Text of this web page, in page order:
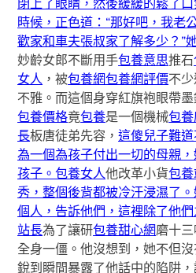
閉上了眼睛，然後緩緩的鬆了
時候，正色道：“那好吧，我老
歡家和車夫張叔家了解多少？”
妙齡女郎不斷用手包養意思推石
女人 ，被包養網包養網評價不
不雅。而這個身穿紅旗袍眼帶
包養價格竟包養是一個機械包
長板唐徒弟先容，這傻兒子難
為一個為孩子付出一切的母親
孩子。包養女人他改革小貨包
秀，整個後背都被冷汗浸濕了
個人，告訴他們，這裡除了他
站長為了讓研包養甜心網磨十
全身一僵。他沒想到，她不但
銳到瞬間暴露了他話中的陷阱，